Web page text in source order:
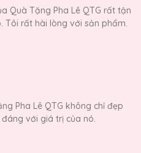
Quà Tặng Pha Lê QTG rất tận
Tôi rất hài lòng với sản phẩm.
Pha Lê QTG không chỉ đẹp
với giá trị của nó.